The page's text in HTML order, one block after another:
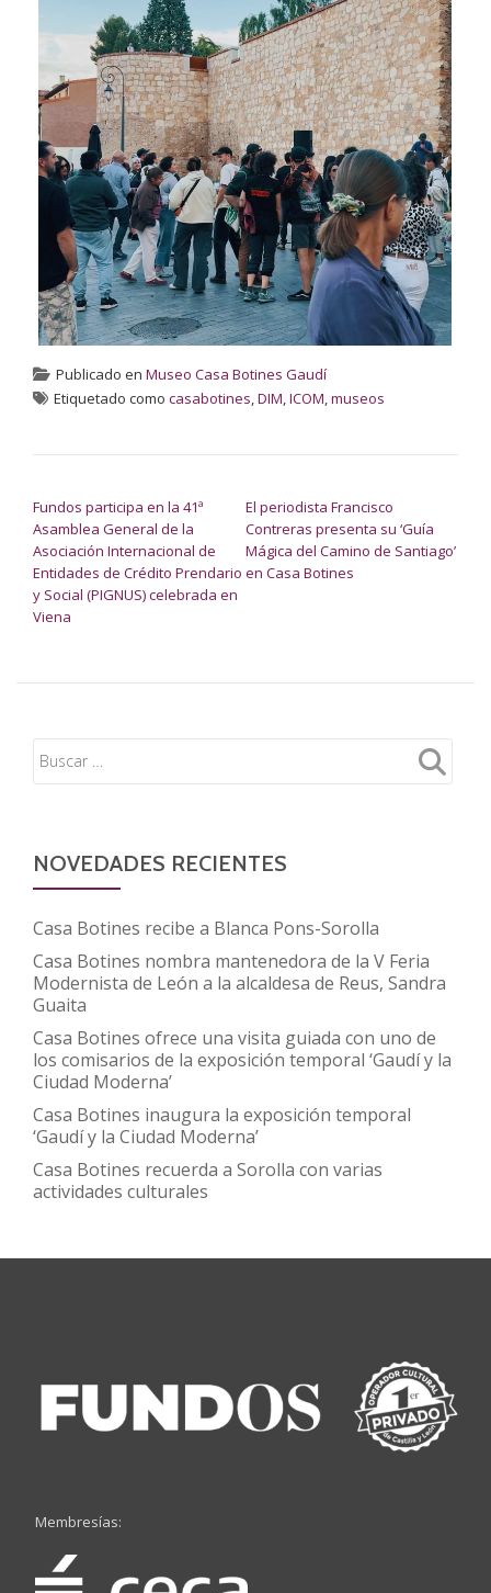
Publicado en Museo Casa Botines Gaudí
Etiquetado como casabotines,DIM,ICOM,museos
Fundos participa en la 41ª
Asamblea General de la
Asociación Internacional de
Entidades de Crédito Prendario
y Social (PIGNUS) celebrada en
Viena
El periodista Francisco
Contreras presenta su ‘Guía
Mágica del Camino de Santiago’
en Casa Botines
NOVEDADES RECIENTES
Casa Botines recibe a Blanca Pons-Sorolla
Casa Botines nombra mantenedora de la V Feria
Modernista de León a la alcaldesa de Reus, Sandra
Guaita
Casa Botines ofrece una visita guiada con uno de
los comisarios de la exposición temporal ‘Gaudí y la
Ciudad Moderna’
Casa Botines inaugura la exposición temporal
‘Gaudí y la Ciudad Moderna’
Casa Botines recuerda a Sorolla con varias
actividades culturales
Membresías: